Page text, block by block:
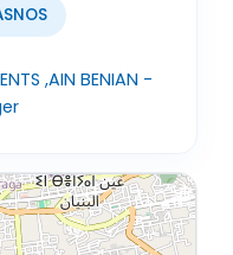
,AIN BENIAN -